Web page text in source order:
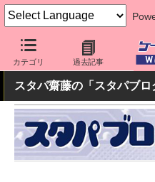
カテゴリ 過去記事
ケータイ Watch 最新技術/その
スタパ齋藤の「スタパブロ